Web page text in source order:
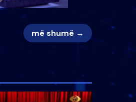
më shumë →